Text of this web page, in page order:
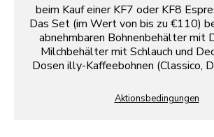
beim Kauf einer KF7 oder KF8
Das Set (im Wert von bis zu €110)
abnehmbaren Bohnenbehälter mit
Milchbehälter mit Schlauch und
Dosen illy-Kaffeebohnen (Classico,
Aktionsbedingungen